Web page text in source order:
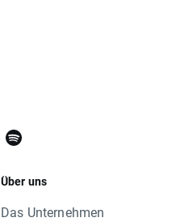
Über uns
Das Unternehmen